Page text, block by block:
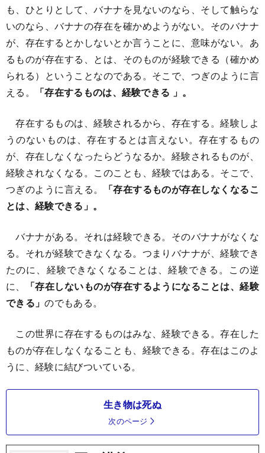
も、ひとりとして、バナナを見ないのなら、そして触らな
いのなら、バナナの存在を確かめようがない。そのバナナ
が、存在するとかしないとか言うことに、意味がない。あ
るものが存在する、とは、そのものが経験できる（確かめ
られる）ということなのである。そこで、つぎのように言
える。
「存在するものは、経験できる 」。
存在するものは、経験されるから、存在する。経験しよ
うのないものは、存在するとは言えない。存在するもの
が、存在しなくなったらどうなるか。経験されるものが、
経験されなくなる。このことも、経験ではある。そこで、
つぎのように言える。
「存在するものが存在しなくなるこ
とは、経験できる」。
バナナがある。それは経験できる。そのバナナがなくな
る。それが経験できなくなる。つまりバナナが、経験でき
たのに、経験できなくなることは、経験できる。この逆
に、
「存在しないものが存在するようになることは、経験
できる」のでもある。
この世界に存在するものはみな、経験できる。存在した
ものが存在しなくなることも、経験できる。存在はこのよ
うに、経験に結びついている。
生き物は死ぬ
次のページ